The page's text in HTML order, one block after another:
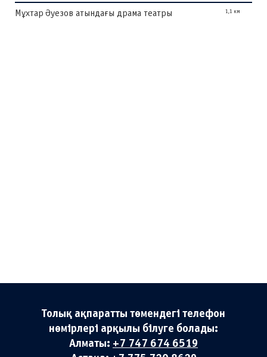
Мұхтар Әуезов атындағы драма театры 1,1 км
Толық ақпаратты төмендегі телефон
нөмірлері арқылы білуге болады:
Алматы: +7 747 674 6519